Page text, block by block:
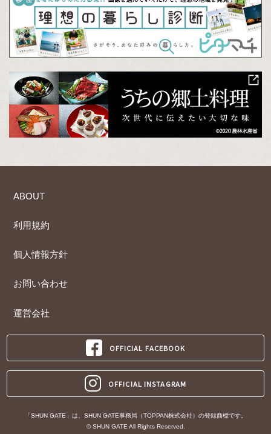
ABOUT
利用規約
個人情報方針
お問い合わせ
運営会社
OFFICIAL FACEBOOK
OFFICIAL INSTAGRAM
「SHUN GATE」は、SHUN GATE事務局（TOPPAN株式会社）の登録商標です。
© SHUN GATE All Rights Reserved.